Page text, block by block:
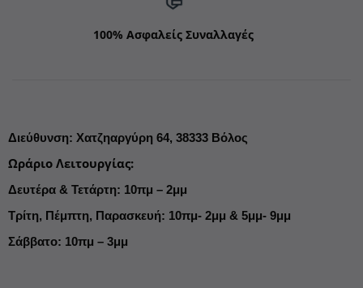
100% Ασφαλείς Συναλλαγές
Διεύθυνση: Χατζηαργύρη 64, 38333 Βόλος
Ωράριο Λειτουργίας:
Δευτέρα & Τετάρτη: 10πμ – 2μμ
Τρίτη, Πέμπτη, Παρασκευή: 10πμ- 2μμ & 5μμ- 9μμ
Σάββατο: 10πμ – 3μμ